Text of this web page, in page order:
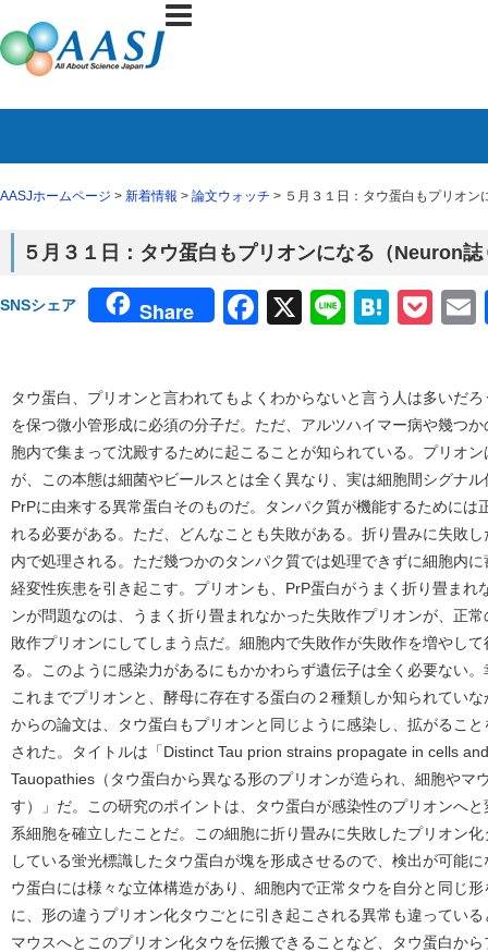
AASJホームページ > 新着情報 > 論文ウォッチ > ５月３１日：タウ蛋白もプリオ
５月３１日：タウ蛋白もプリオンになる（Neuron
SNSシェア Share Facebook
X Line
タウ蛋白、プリオンと言われてもよくわからないと言う人は多いだ
を保つ微小管形成に必須の分子だ。ただ、アルツハイマー病や幾つ
胞内で集まって沈殿するために起こることが知られている。プリオ
が、この本態は細菌やビールスとは全く異なり、実は細胞間シグナ
PrPに由来する異常蛋白そのものだ。タンパク質が機能するためには
れる必要がある。ただ、どんなことも失敗がある。折り畳みに失敗
内で処理される。ただ幾つかのタンパク質では処理できずに細胞内
経変性疾患を引き起こす。プリオンも、PrP蛋白がうまく折り畳まれ
ンが問題なのは、うまく折り畳まれなかった失敗作プリオンが、正
敗作プリオンにしてしまう点だ。細胞内で失敗作が失敗作を増やし
る。このように感染力があるにもかかわらず遺伝子は全く必要ない
これまでプリオンと、酵母に存在する蛋白の２種類しか知られてい
からの論文は、タウ蛋白もプリオンと同じように感染し、拡がるこ
された。タイトルは「Distinct Tau prion strains propagate in cells
Tauopathies（タウ蛋白から異なる形のプリオンが造られ、細胞やマ
す）」だ。この研究のポイントは、タウ蛋白が感染性のプリオンへ
系細胞を確立したことだ。この細胞に折り畳みに失敗したプリオン
している蛍光標識したタウ蛋白が塊を形成させるので、検出が可能
ウ蛋白には様々な立体構造があり、細胞内で正常タウを自分と同じ
に、形の違うプリオン化タウごとに引き起こされる異常も違ってい
マウスへとこのプリオン化タウを伝搬できることなど、タウ蛋白か